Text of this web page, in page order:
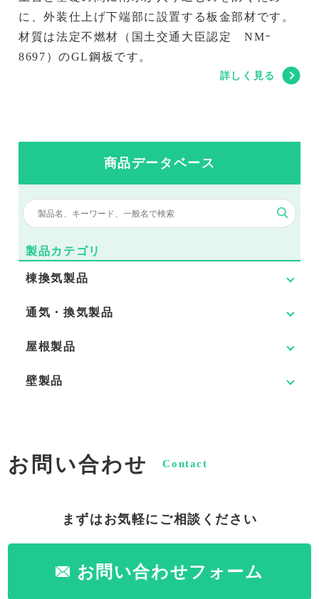
に、外装仕上げ下端部に設置する板金部材です。
材質は法定不燃材（国土交通大臣認定 NMｰ
8697）のGL鋼板です。
詳しく見る
商品データベース
製品カテゴリ
棟換気製品
通気・換気製品
屋根製品
壁製品
お問い合わせ Contact
まずはお気軽にご相談ください
お問い合わせフォーム